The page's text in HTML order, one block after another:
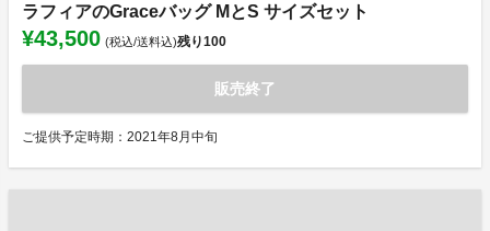
ラフィアのGraceバッグ MとS サイズセット
¥43,500 (税込/送料込)残り100
販売終了
ご提供予定時期：2021年8月中旬